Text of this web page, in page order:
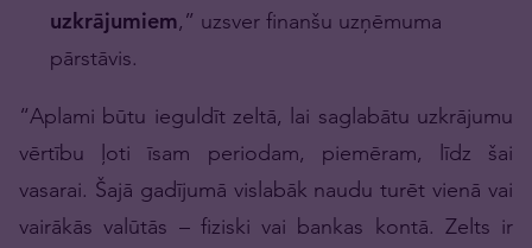
uzkrājumiem,” uzsver finanšu uzņēmuma
pārstāvis.
“Aplami būtu ieguldīt zeltā, lai saglabātu uzkrājumu
vērtību ļoti īsam periodam, piemēram, līdz šai
vasarai. Šajā gadījumā vislabāk naudu turēt vienā vai
vairākās valūtās – fiziski vai bankas kontā. Zelts ir